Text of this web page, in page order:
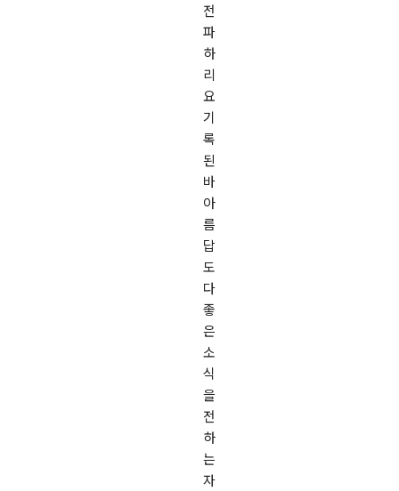
전
파
하
리
요
기
록
된
바
아
름
답
도
다
좋
은
소
식
을
전
하
는
자